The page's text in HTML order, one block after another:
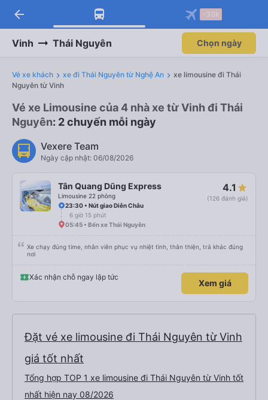
arrow_back -30k
Vinh Thái Nguyên Chọn ngày
Vé xe khách xe đi Thái Nguyên từ Nghệ An
xe limousine đi Thái
Nguyên từ Vinh
Vé xe Limousine của 4 nhà xe từ Vinh đi Thái
Nguyên: 2 chuyến mỗi ngày
Vexere Team
Ngày cập nhật: 06/08/2026
Tân Quang Dũng Express
Limousine 22 phòng
4.1
(126 đánh giá)
23:30 • Nút giao Diễn Châu
6 giờ 15 phút
05:45 • Bến xe Thái Nguyên
Xe chạy đúng time, nhân viên phục vụ nhiệt tình, thân thiện, trả khác đúng
nơi
Xác nhận chỗ ngay lập tức
Xem giá
Đặt vé xe limousine đi Thái Nguyên từ Vinh
giá tốt nhất
Tổng hợp TOP 1 xe limousine đi Thái Nguyên từ Vinh tốt
nhất hiện nay 08/2026